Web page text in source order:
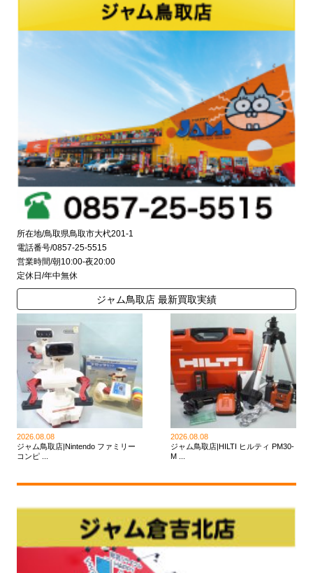
所在地/鳥取県鳥取市大杙201-1
電話番号/0857-25-5515
営業時間/朝10:00-夜20:00
定休日/年中無休
ジャム鳥取店 最新買取実績
2026.08.08
ジャム鳥取店|Nintendo ファミリー
コンピ ...
2026.08.08
ジャム鳥取店|HILTI ヒルティ PM30-
M ...